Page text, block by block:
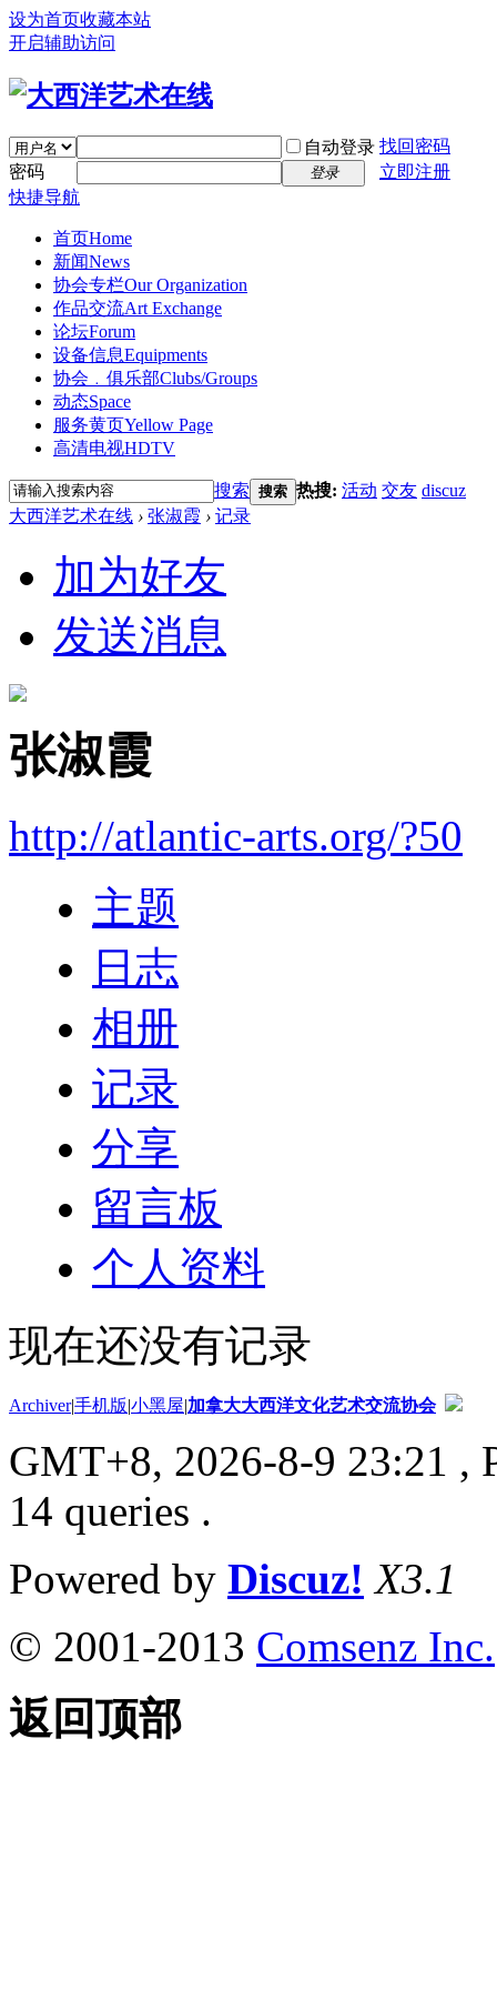
设为首页收藏本站
开启辅助访问
自动登录 找回密码
密码
登录
立即注册
快捷导航
首页Home
新闻News
协会专栏Our Organization
作品交流Art Exchange
论坛Forum
设备信息Equipments
协会﹒俱乐部Clubs/Groups
动态Space
服务黄页Yellow Page
高清电视HDTV
搜索 搜索 热搜: 活动 交友 discuz
大西洋艺术在线 › 张淑霞 › 记录
加为好友
发送消息
张淑霞
http://atlantic-arts.org/?50
主题
日志
相册
记录
分享
留言板
个人资料
现在还没有记录
Archiver|手机版|小黑屋|加拿大大西洋文化艺术交流协会
GMT+8, 2026-8-9 23:21 ,
14 queries .
Powered by Discuz! X3.1
© 2001-2013 Comsenz Inc.
返回顶部